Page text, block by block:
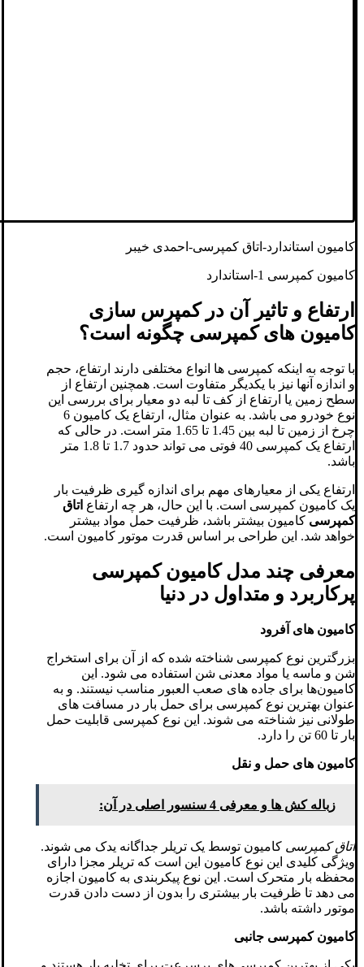
کامیون استاندارد-اتاق کمپرسی-احمدی خیبر
کامیون کمپرسی 1-استاندارد
ارتفاع و تاثیر آن در کمپرس سازی
کامیون های کمپرسی چگونه است؟
با توجه به اینکه کمپرسی ها انواع مختلفی دارند ارتفاع، حجم
و اندازه آنها نیز با یکدیگر متفاوت است. همچنین ارتفاع از
سطح زمین یا ارتفاع از کف تا لبه دو معیار برای بررسی این
نوع خودرو می باشد. به عنوان مثال، ارتفاع یک کامیون 6
چرخ از زمین تا لبه بین 1.45 تا 1.65 متر است. در حالی که
ارتفاع یک کمپرسی 40 فوتی می تواند حدود 1.7 تا 1.8 متر
باشد.
ارتفاع یکی از معیارهای مهم برای اندازه گیری ظرفیت بار
یک کامیون کمپرسی است. با این حال، هر چه ارتفاع اتاق
کمپرسی کامیون بیشتر باشد، ظرفیت حمل مواد بیشتر
خواهد شد. این طراحی بر اساس قدرت موتور کامیون است.
معرفی چند مدل کامیون کمپرسی
پرکاربرد و متداول در دنیا
کامیون های آفرود
بزرگترین نوع کمپرسی شناخته شده که از آن برای استخراج
شن و ماسه یا مواد معدنی شن استفاده می شود. این
کامیون‌ها برای جاده های صعب العبور مناسب نیستند. و به
عنوان بهترین نوع کمپرسی برای حمل بار در مسافت های
طولانی نیز شناخته می شوند. این نوع کمپرسی قابلیت حمل
بار تا 60 تن را دارد.
کامیون های حمل و نقل
زباله کش ها و معرفی 4 سنسور اصلی در آن:
اتاق کمپرسی کامیون توسط یک تریلر جداگانه یدک می شوند.
ویژگی کلیدی این نوع کامیون این است که تریلر مجزا دارای
محفظه بار متحرک است. این نوع پیکربندی به کامیون اجازه
می دهد تا ظرفیت بار بیشتری را بدون از دست دادن قدرت
موتور داشته باشد.
کامیون کمپرسی جانبی